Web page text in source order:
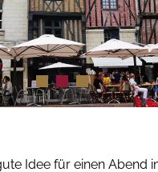
Idee für einen Abend